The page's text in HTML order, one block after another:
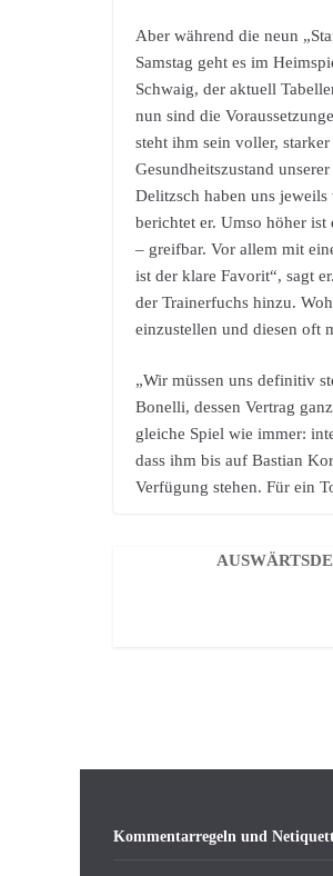
Aber während die neun
Samstag geht es im
Schwaig, der aktuell
nun sind die
steht ihm sein voller,
Gesundheitszustand
Delitzsch haben uns
berichtet er. Umso höher ist
– greifbar. Vor allem mit
ist der klare Favorit“, sagt
der Trainerfuchs hinzu.
einzustellen und diesen oft
„Wir müssen uns definitiv
Bonelli, dessen Vertrag
gleiche Spiel wie immer:
dass ihm bis auf Bastian
Verfügung stehen. Für ein
Kommentarregeln und